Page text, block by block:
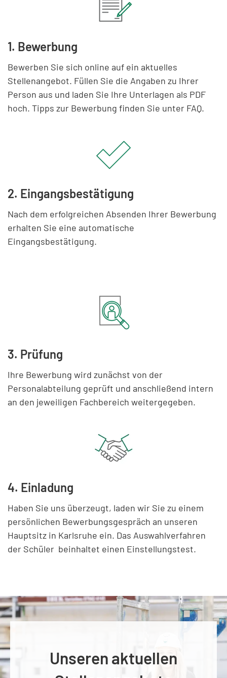
1. Bewerbung
Bewerben Sie sich online auf ein aktuelles
Stellenangebot. Füllen Sie die Angaben zu Ihrer
Person aus und laden Sie Ihre Unterlagen als PDF
hoch. Tipps zur Bewerbung finden Sie unter FAQ.
2. Eingangs­bestätigung
Nach dem erfolgreichen Absenden Ihrer Bewerbung
erhalten Sie eine automatische
Eingangsbestätigung.
3. Prüfung
Ihre Bewerbung wird zunächst von der
Personalabteilung geprüft und anschließend intern
an den jeweiligen Fachbereich weitergegeben.
4. Einladung
Haben Sie uns überzeugt, laden wir Sie zu einem
persönlichen Bewerbungsgespräch an unseren
Hauptsitz in Karlsruhe ein. Das Auswahlverfahren
der Schüler beinhaltet einen Einstellungstest.
Unseren aktuellen